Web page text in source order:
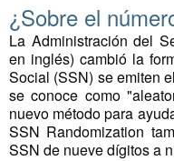
¿Sobre el
La Administración del
en inglés) cambió la
Social (SSN) se emiten
se conoce como
nuevo método para
SSN Randomization
SSN de nueve dígitos a